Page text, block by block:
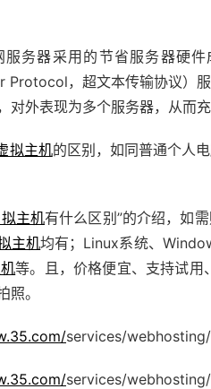
务器采用的节省服务器硬件
，超文本传输协议）
对外表现为多个服务器，从而
拟主机的区别，如同普通个人
主机有什么区别”的介绍，如
主机均有；Linux系统、
等。且，价格便宜、支持试
。
services/webhosting/
services/